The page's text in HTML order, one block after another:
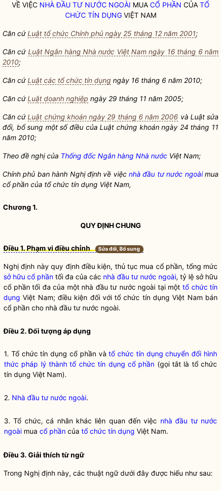
VỀ VIỆC NHÀ ĐẦU TƯ NƯỚC NGOÀI MUA CỔ PHẦN CỦA TỔ
CHỨC TÍN DỤNGVIỆT NAM
Căn cứLuật tổ chức Chính phủ ngày 25 tháng 12 năm 2001;
Căn cứ Luật Ngân hàng Nhà nước Việt Nam ngày 16 tháng 6 năm
2010;
Căn cứLuật các tổ chức tín dụng ngày 16 tháng 6 năm 2010;
Căn cứLuật doanh nghiệp ngày 29 tháng 11 năm 2005;
Căn cứLuật chứng khoán ngày 29 tháng 6 năm 2006 và Luật sửa
đổi, bổ sung một sốđiều của Luật chứng khoán ngày 24 tháng 11
năm 2010;
Theo đề nghị của Thống đốc Ngân hàng Nhà nước Việt Nam;
Chính phủ ban hành Nghị định về việcnhà đầu tư nước ngoàimua
cổphần của tổchức tín dụng Việt Nam,
Chương 1.
QUY ĐỊNH CHUNG
Điều 1. Phạm vi điều chỉnh Sửa đổi, Bổ sung
Nghị định này quy định điều kiện, thủ tục mua cổ phần, tổng mức
sở hữu cổ phần tối đa của các nhà đầu tư nước ngoài, tỷ lệ sở hữu
cổ phầntối đa của một nhà đầu tư nước ngoài tại một tổ chức tín
dụng Việt Nam; điều kiện đối vớitổ chức tín dụng Việt Nam bán
cổ phần cho nhà đầu tư nước ngoài.
Điều 2. Đối tượng áp dụng
1. Tổ chức tín dụng cổ phần vàtổ chức tín dụng chuyển đổi hình
thức pháp lý thành tổ chức tín dụng cổ phần (gọi tắt là tổ chức
tín dụng Việt Nam).
2. Nhà đầu tư nước ngoài.
3. Tổ chức, cá nhân khác liên quan đến việc nhà đầu tư nước
ngoài mua cổ phần của tổ chức tín dụng Việt Nam.
Điều 3. Giải thích từ ngữ
Trong Nghị định này, các thuật ngữ dưới đây được hiểu như sau: